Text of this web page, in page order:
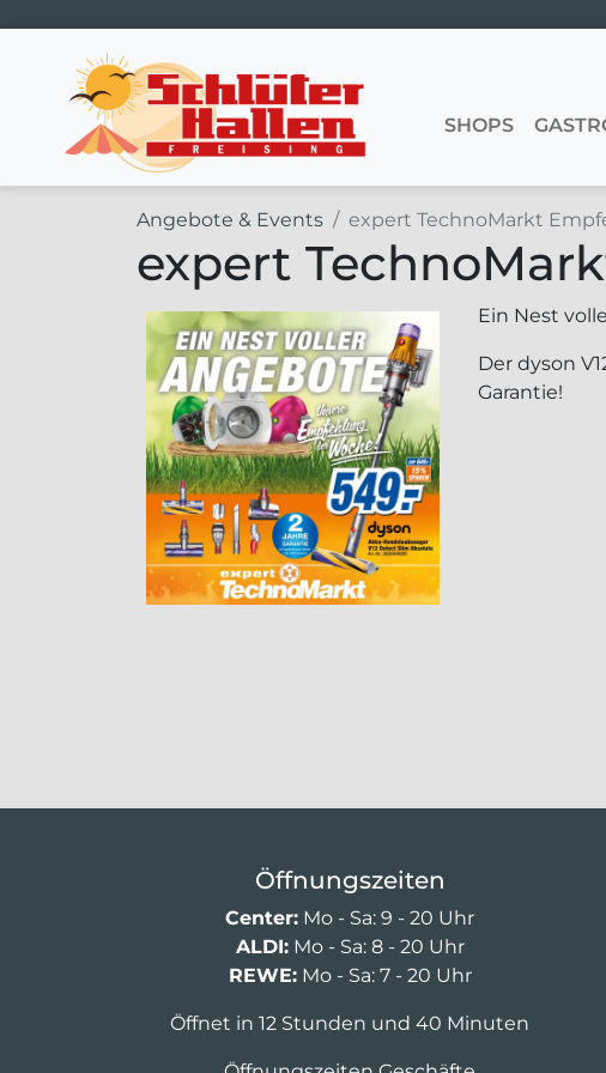
Hauptnavigation SHOPS
Angebote & Events expert TechnoMarkt
expert
Ein Nest
Der dyson
Garantie!
Öffnungszeiten
Center: Mo - Sa: 9 - 20 Uhr
ALDI:Mo - Sa: 8 - 20 Uhr
REWE:Mo - Sa: 7 - 20 Uhr
Öffnet in 12 Stunden und 40 Minuten